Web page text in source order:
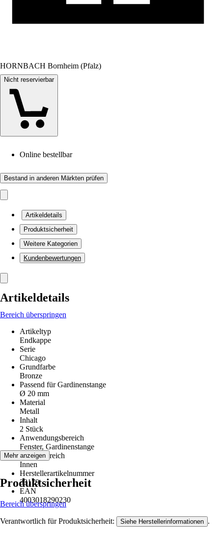
HORNBACH Bornheim (Pfalz)
Nicht reservierbar
Online bestellbar
Bestand in anderen Märkten prüfen
Artikeldetails
Produktsicherheit
Weitere Kategorien
Kundenbewertungen
Artikeldetails
Bereich überspringen
Artikeltyp
Endkappe
Serie
Chicago
Grundfarbe
Bronze
Passend für Gardinenstange
Ø 20 mm
Material
Metall
Inhalt
2 Stück
Anwendungsbereich
Fenster, Gardinenstange
Einsatzbereich
Innen
Herstellerartikelnummer
33179
EAN
4003018290230
Mehr anzeigen
Produktsicherheit
Bereich überspringen
Verantwortlich für Produktsicherheit: Siehe Herstellerinformationen .